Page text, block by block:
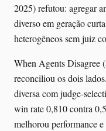
2025) refutou: agregar
diverso em geração
heterogêneos sem juiz
When Agents Disagree
reconciliou os dois
diversa com judge-
win rate 0,810 contra
melhorou performance